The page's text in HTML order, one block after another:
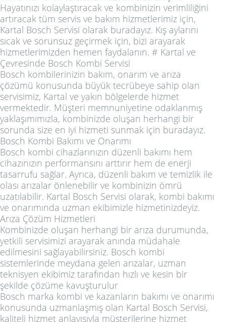
Hayatınızı kolaylaştıracak ve kombinizin verimliliğini
artıracak tüm servis ve bakım hizmetlerimiz için,
Kartal Bosch Servisi olarak buradayız. Kış aylarını
sıcak ve sorunsuz geçirmek için, bizi arayarak
hizmetlerimizden hemen faydalanın. # Kartal ve
Çevresinde Bosch Kombi Servisi
Bosch kombilerinizin bakım, onarım ve arıza
çözümü konusunda büyük tecrübeye sahip olan
servisimiz, Kartal ve yakın bölgelerde hizmet
vermektedir. Müşteri memnuniyetine odaklanmış
yaklaşımımızla, kombinizde oluşan herhangi bir
sorunda size en iyi hizmeti sunmak için buradayız.
Bosch Kombi Bakımı ve Onarımı
Bosch kombi cihazlarınızın düzenli bakımı hem
cihazınızın performansını arttırır hem de enerji
tasarrufu sağlar. Ayrıca, düzenli bakım ve temizlik ile
olası arızalar önlenebilir ve kombinizin ömrü
uzatılabilir. Kartal Bosch Servisi olarak, kombi bakımı
ve onarımında uzman ekibimizle hizmetinizdeyiz.
Arıza Çözüm Hizmetleri
Kombinizde oluşan herhangi bir arıza durumunda,
yetkili servisimizi arayarak anında müdahale
edilmesini sağlayabilirsiniz. Bosch kombi
sistemlerinde meydana gelen arızalar, uzman
teknisyen ekibimiz tarafından hızlı ve kesin bir
şekilde çözüme kavuşturulur
Bosch marka kombi ve kazanların bakımı ve onarımı
konusunda uzmanlaşmış olan Kartal Bosch Servisi,
kaliteli hizmet anlayışıyla müşterilerine hizmet